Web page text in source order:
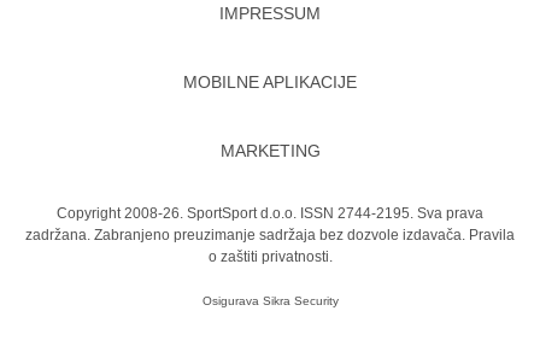
IMPRESSUM
MOBILNE APLIKACIJE
MARKETING
Copyright 2008-26. SportSport d.o.o. ISSN 2744-2195. Sva prava
zadržana. Zabranjeno preuzimanje sadržaja bez dozvole izdavača. Pravila
o zaštiti privatnosti.
Osigurava Sikra Security